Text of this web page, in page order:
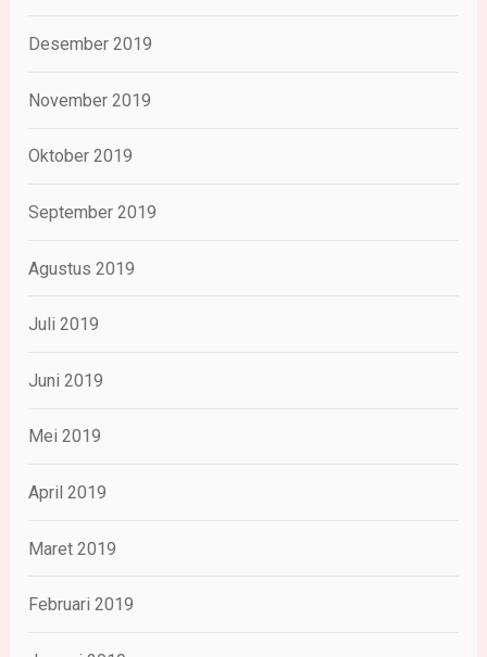
Desember 2019
November 2019
Oktober 2019
September 2019
Agustus 2019
Juli 2019
Juni 2019
Mei 2019
April 2019
Maret 2019
Februari 2019